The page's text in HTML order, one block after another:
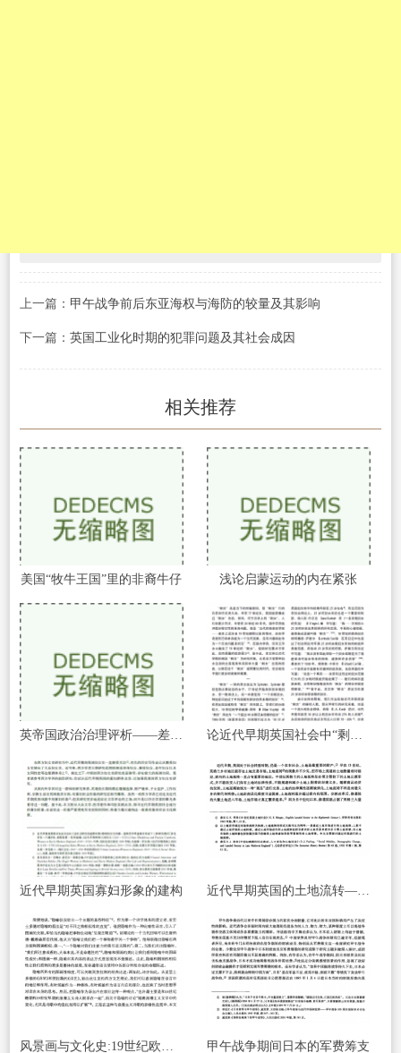
上一篇： 甲午战争前后东亚海权与海防的较量及其影响
下一篇： 英国工业化时期的犯罪问题及其社会成因
相关推荐
美国“牧牛王国”里的非裔牛仔 浅论启蒙运动的内在紧张
英帝国政治治理评析——差异化治理模式
近代早期英国寡妇形象的建构 近代早期英国的土地流转——以修道院地
甲午战争期间日本的军费筹支